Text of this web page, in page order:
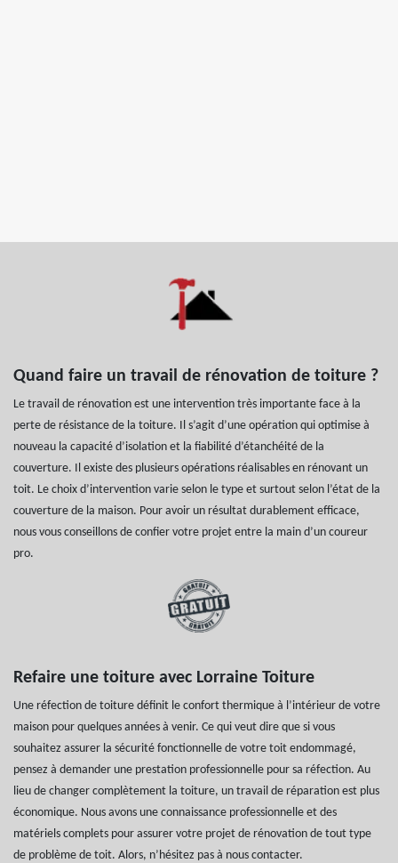
Quand faire un travail de rénovation de toiture ?
Le travail de rénovation est une intervention très importante face à la
perte de résistance de la toiture. Il s’agit d’une opération qui optimise à
nouveau la capacité d’isolation et la fiabilité d’étanchéité de la
couverture. Il existe des plusieurs opérations réalisables en rénovant un
toit. Le choix d’intervention varie selon le type et surtout selon l’état de la
couverture de la maison. Pour avoir un résultat durablement efficace,
nous vous conseillons de confier votre projet entre la main d’un coureur
pro.
Refaire une toiture avec Lorraine Toiture
Une réfection de toiture définit le confort thermique à l’intérieur de votre
maison pour quelques années à venir. Ce qui veut dire que si vous
souhaitez assurer la sécurité fonctionnelle de votre toit endommagé,
pensez à demander une prestation professionnelle pour sa réfection. Au
lieu de changer complètement la toiture, un travail de réparation est plus
économique. Nous avons une connaissance professionnelle et des
matériels complets pour assurer votre projet de rénovation de tout type
de problème de toit. Alors, n’hésitez pas à nous contacter.